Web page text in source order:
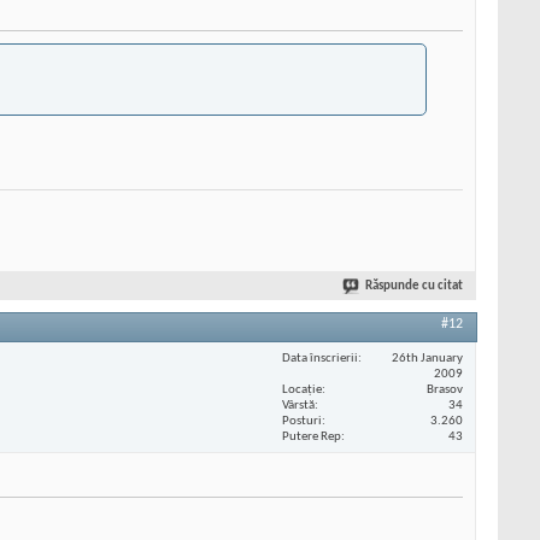
Răspunde cu citat
#12
Data înscrierii
26th January
2009
Locaţie
Brasov
Vârstă
34
Posturi
3.260
Putere Rep
43